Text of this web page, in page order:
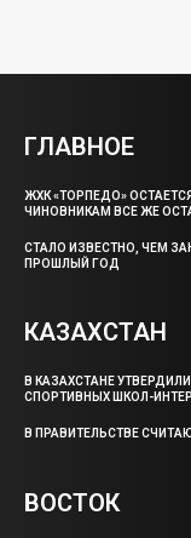
ГЛАВНОЕ
ЖХК «ТОРПЕДО»
ЧИНОВНИКАМ ВСЕ ЖЕ
СТАЛО ИЗВЕСТНО, ЧЕМ
ПРОШЛЫЙ ГОД
КАЗАХСТАН
В КАЗАХСТАНЕ
СПОРТИВНЫХ ШКОЛ-
В ПРАВИТЕЛЬСТВЕ
ВОСТОК